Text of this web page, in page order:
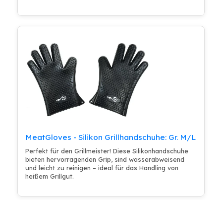
MeatGloves - Silikon Grillhandschuhe: Gr. M/L
Perfekt für den Grillmeister! Diese Silikonhandschuhe
bieten hervorragenden Grip, sind wasserabweisend
und leicht zu reinigen – ideal für das Handling von
heißem Grillgut.